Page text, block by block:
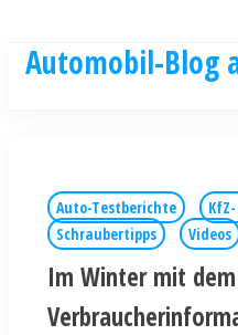
Automobil-Blog
Auto-Testberichte
Schraubertipps
Videos
Im Winter mit